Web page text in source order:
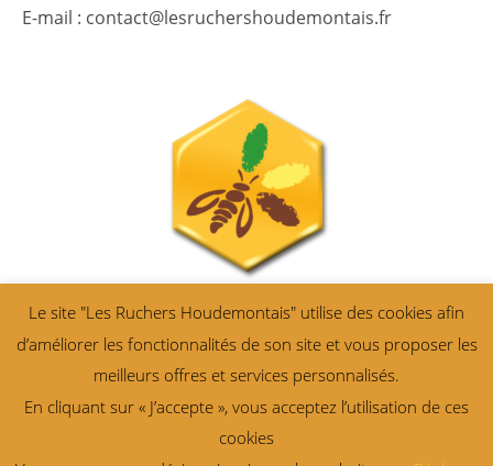
E-mail : contact@lesruchershoudemontais.fr
Le site "Les Ruchers Houdemontais" utilise des cookies afin
d’améliorer les fonctionnalités de son site et vous proposer les
meilleurs offres et services personnalisés.
En cliquant sur « J’accepte », vous acceptez l’utilisation de ces
cookies